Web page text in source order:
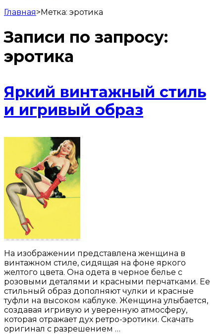
Главная>Метка: эротика
Записи по запросу:
эротика
Яркий винтажный стиль
и игривый образ
На изображении представлена женщина в
винтажном стиле, сидящая на фоне яркого
желтого цвета. Она одета в черное белье с
розовыми деталями и красными перчатками. Ее
стильный образ дополняют чулки и красные
туфли на высоком каблуке. Женщина улыбается,
создавая игривую и уверенную атмосферу,
которая отражает дух ретро-эротики. Скачать
оригинал с разрешением …